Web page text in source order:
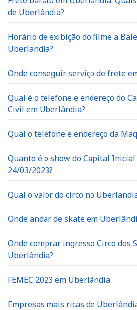
de Uberlândia?
Horário de exibição do filme a
Uberlandia?
Onde conseguir serviço de frete
Qual é o telefone e endereço do
Civil em Uberlândia?
Qual o telefone e endereço da
Quanto é o show do Capital
24/03/2023?
Qual o valor do circo no
Onde andar de skate em
Onde comprar ingresso Circo dos
Uberlândia?
FEMEC 2023 em Uberlândia
Empresas mais ricas de